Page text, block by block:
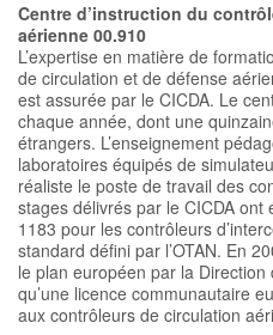
Centre d’instruction du
aérienne 00.910
L’expertise en matière de
de circulation et de défense
est assurée par le CICDA. Le
chaque année, dont une
étrangers. L’enseignement
laboratoires équipés de
réaliste le poste de travail des
stages délivrés par le CICDA ont
1183 pour les contrôleurs
standard défini par l’OTAN. En
le plan européen par la
qu’une licence communautaire
aux contrôleurs de circulation